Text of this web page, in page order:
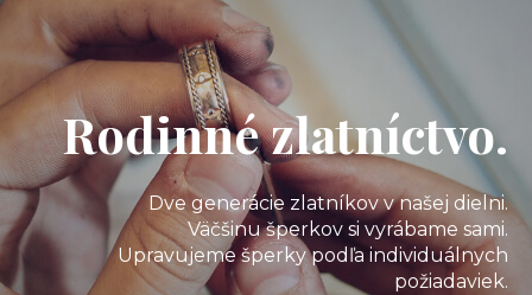
Rodinné zlatníctvo.
Dve generácie zlatníkov v našej dielni.
Väčšinu šperkov si vyrábame sami.
Upravujeme šperky podľa individuálnych
požiadaviek.